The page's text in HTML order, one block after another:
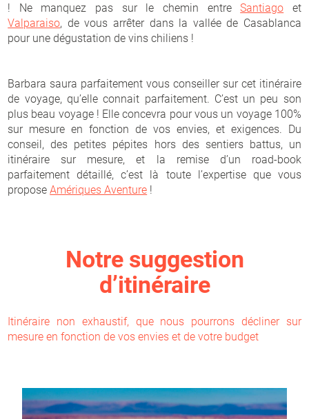
! Ne manquez pas sur le chemin entreSantiago et
Valparaiso, de vous arrêter dans la vallée de Casablanca
pour une dégustation de vins chiliens !
Barbara saura parfaitement vous conseiller sur cet itinéraire
de voyage, qu’elle connait parfaitement. C’est un peu son
plus beau voyage ! Elle concevra pour vous un voyage 100%
sur mesure en fonction de vos envies, et exigences. Du
conseil, des petites pépites hors des sentiers battus, un
itinéraire sur mesure, et la remise d’un road-book
parfaitement détaillé, c’est là toute l’expertise que vous
proposeAmériques Aventure !
Notre suggestion
d’itinéraire
Itinéraire non exhaustif, que nous pourrons décliner sur
mesure en fonction de vos envies et de votre budget